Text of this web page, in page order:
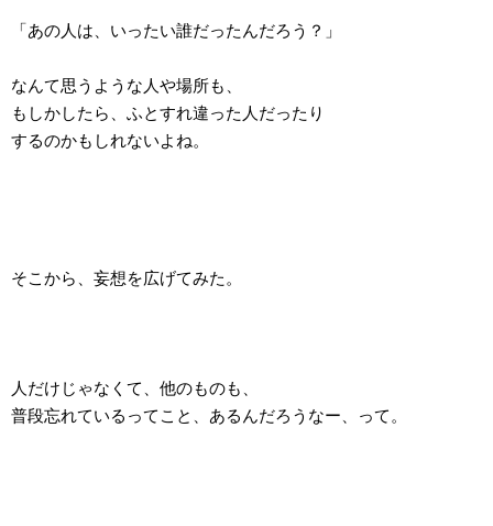
「あの人は、いったい誰だったんだろう？」
なんて思うような人や場所も、
もしかしたら、ふとすれ違った人だったり
するのかもしれないよね。
そこから、妄想を広げてみた。
人だけじゃなくて、他のものも、
普段忘れているってこと、あるんだろうなー、って。